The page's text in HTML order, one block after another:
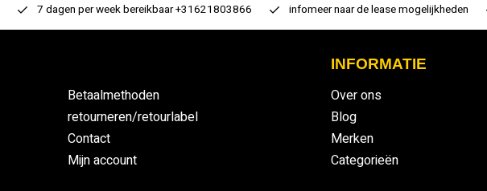
7 dagen per week bereikbaar +31621803866 infomeer naar de lease mogelijkheden
Betaalmethoden
retourneren/retourlabel
Contact
Mijn account
INFORMATIE
Over ons
Blog
Merken
Categorieën